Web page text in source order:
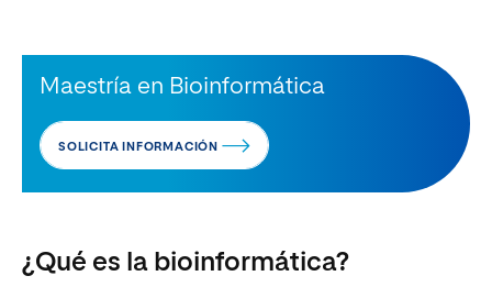
Maestría en Bioinformática
SOLICITA INFORMACIÓN
¿Qué es la bioinformática?